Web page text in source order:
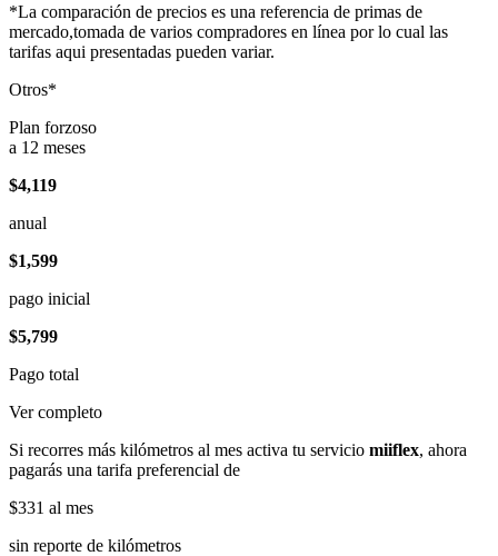
*La comparación de precios es una referencia de primas de
mercado,tomada de varios compradores en línea por lo cual las
tarifas aqui presentadas pueden variar.
Otros*
Plan forzoso
a 12 meses
$4,119
anual
$1,599
pago inicial
$5,799
Pago total
Ver completo
Si recorres más kilómetros al mes activa tu servicio miiflex, ahora
pagarás una tarifa preferencial de
$331 al mes
sin reporte de kilómetros